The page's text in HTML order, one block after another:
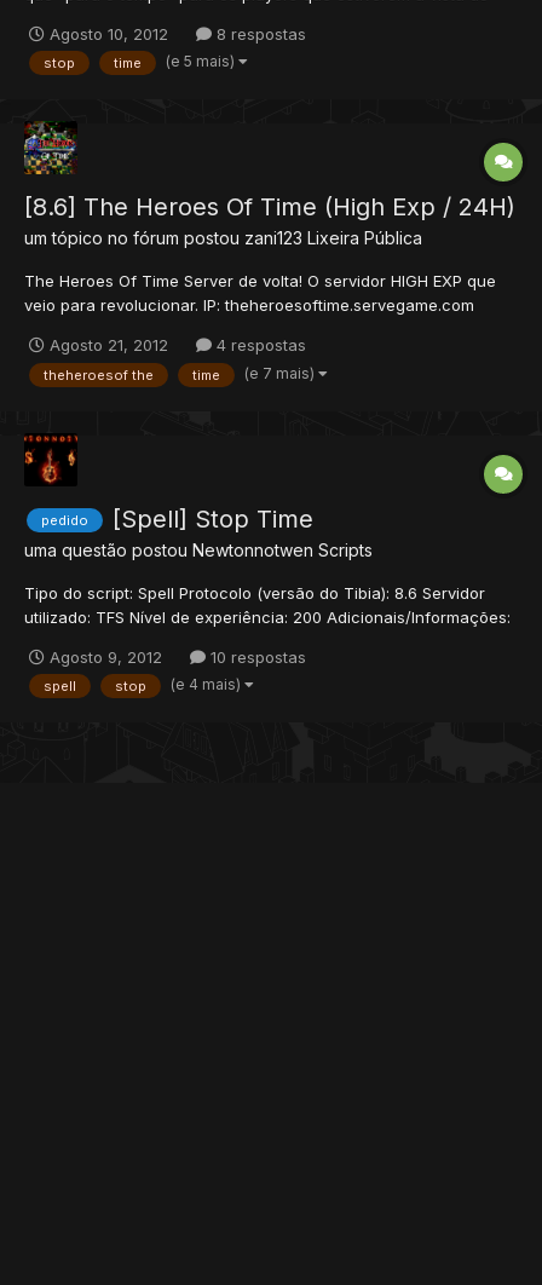
words="stop time" event="script" filter="word-spaced"
value="stoptime.lua"/> stoptime.lua:...
Agosto 10, 2012 8 respostas
stop time (e 5 mais)
[8.6] The Heroes Of Time (High Exp / 24H)
um tópico no fórum postou zani123 Lixeira Pública
The Heroes Of Time Server de volta! O servidor HIGH EXP que
veio para revolucionar. IP: theheroesoftime.servegame.com
Estamos com Donate Items para ajudar no sustento do servidor
no host semi-dedicado 24h. Para doar e co...
Agosto 21, 2012 4 respostas
theheroesof the time (e 7 mais)
pedido [Spell] Stop Time
uma questão postou Newtonnotwen Scripts
Tipo do script: Spell Protocolo (versão do Tibia): 8.6 Servidor
utilizado: TFS Nível de experiência: 200 Adicionais/Informações:
forma: Ao ser utilizada todo mundo no campo de visão do player
(monstro,player,tudo) ficasse imóvel p...
Agosto 9, 2012 10 respostas
spell stop (e 4 mais)